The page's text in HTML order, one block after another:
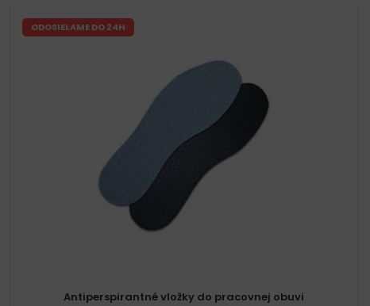
ODOSIELAME DO 24H
Antiperspirantné vložky do pracovnej obuvi